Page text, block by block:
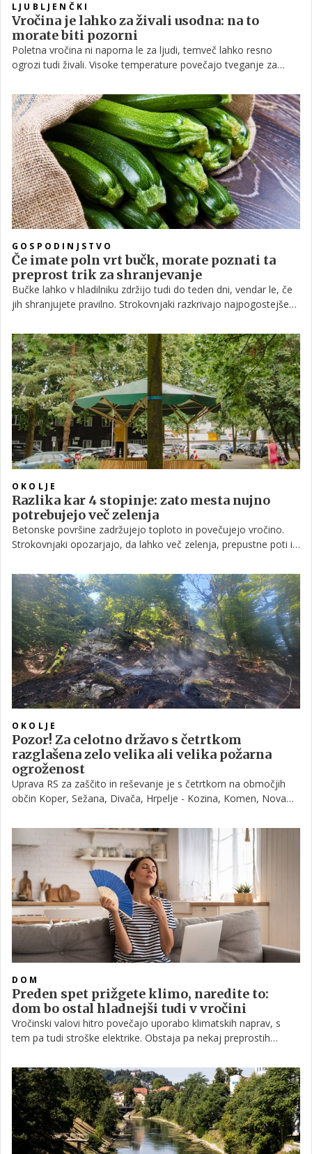
LJUBLJENČKI
Vročina je lahko za živali usodna: na to
morate biti pozorni
Poletna vročina ni naporna le za ljudi, temveč lahko resno
ogrozi tudi živali. Visoke temperature povečajo tveganje za
Slovenije za varno hrano, veterinarstvo in varstvo rastlin
lastnike hišnih ljubljenčkov, rejce in prevoznike poziva, naj v
vročih dneh poskrbijo za ustrezno zaščito živali.
GOSPODINJSTVO
Če imate poln vrt bučk, morate poznati ta
preprost trik za shranjevanje
Bučke lahko v hladilniku zdržijo tudi do teden dni, vendar le, če
jih shranjujete pravilno. Strokovnjaki razkrivajo najpogostejše
OKOLJE
Razlika kar 4 stopinje: zato mesta nujno
potrebujejo več zelenja
Betonske površine zadržujejo toploto in povečujejo vročino.
Strokovnjaki opozarjajo, da lahko več zelenja, prepustne poti in
kakovost bivanja.
OKOLJE
Pozor! Za celotno državo s četrtkom
razglašena zelo velika ali velika požarna
ogroženost
Uprava RS za zaščito in reševanje je s četrtkom na območjih
občin Koper, Sežana, Divača, Hrpelje - Kozina, Komen, Nova
visoko požarno ogroženost naravnega okolja. V preostanku
države je medtem razglasila veliko požarno ogroženost. V
naravnem okolju je prepovedano kuriti in požigati.
DOM
Preden spet prižgete klimo, naredite to:
dom bo ostal hladnejši tudi v vročini
Vročinski valovi hitro povečajo uporabo klimatskih naprav, s
tem pa tudi stroške elektrike. Obstaja pa nekaj preprostih
vključimo manj pogosto, ne da bi se odpovedali udobju.